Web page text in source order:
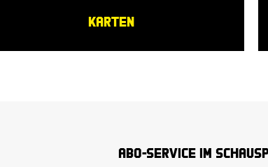
KARTEN
Abo-Service im